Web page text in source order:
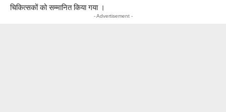
चिकित्सकों को सम्मानित किया गया ।
- Advertisement -